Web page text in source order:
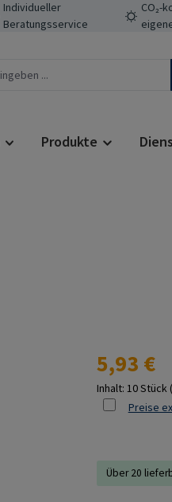
Individueller
Beratungsservice
CO₂-
Produkte
Regulärer
5,93 €
Inhalt: 10 Stück
Preise
Über 20